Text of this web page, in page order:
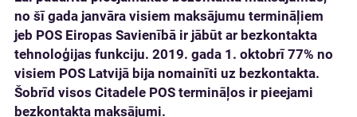
no šī gada janvāra visiem maksājumu termināļiem
jeb POS Eiropas Savienībā ir jābūt ar bezkontakta
tehnoloģijas funkciju. 2019. gada 1. oktobrī 77% no
visiem POS Latvijā bija nomainīti uz bezkontakta.
Šobrīd visos Citadele POS termināļos ir pieejami
bezkontakta maksājumi.